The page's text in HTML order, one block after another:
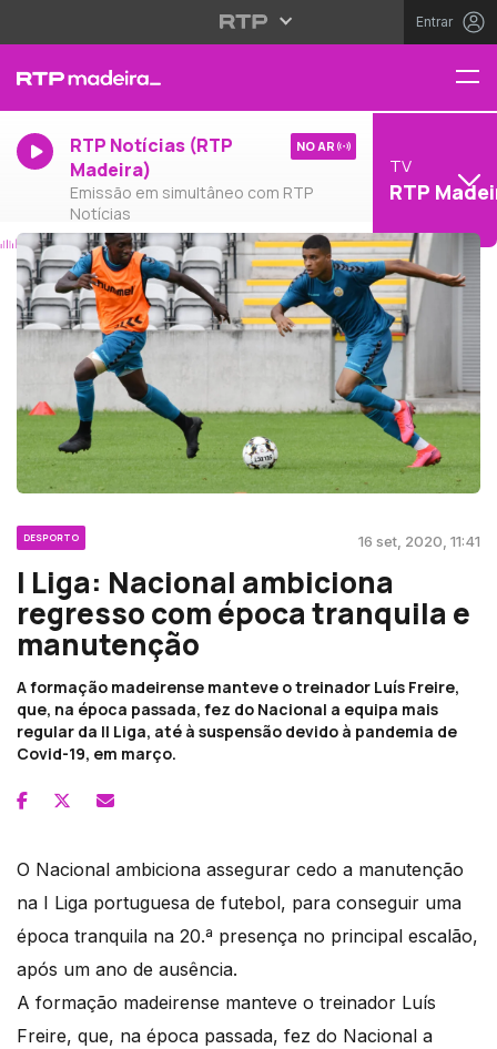
Entrar
RTP Notícias (RTP
Madeira)
Emissão em simultâneo com RTP
Notícias
NO AR
TV
RTP
DESPORTO 16 set, 2020, 11:41
I Liga: Nacional ambiciona
regresso com época tranquila e
manutenção
A formação madeirense manteve o treinador Luís Freire,
que, na época passada, fez do Nacional a equipa mais
regular da II Liga, até à suspensão devido à pandemia de
Covid-19, em março.
O Nacional ambiciona assegurar cedo a manutenção
na I Liga portuguesa de futebol, para conseguir uma
época tranquila na 20.ª presença no principal escalão,
após um ano de ausência.
A formação madeirense manteve o treinador Luís
Freire, que, na época passada, fez do Nacional a